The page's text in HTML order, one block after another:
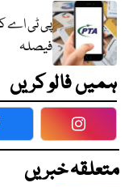
پی ٹی اے
فیصلہ
ہمیں فالو کریں
متعلقہ خبریں